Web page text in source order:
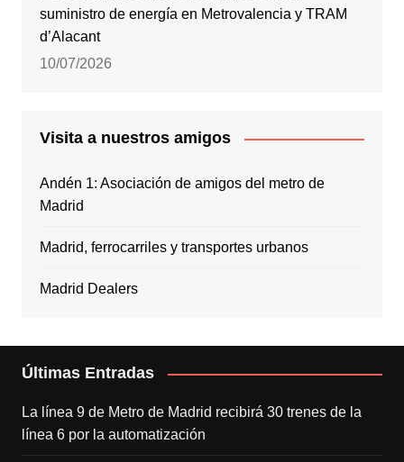
suministro de energía en Metrovalencia y TRAM
d’Alacant
10/07/2026
Visita a nuestros amigos
Andén 1: Asociación de amigos del metro de
Madrid
Madrid, ferrocarriles y transportes urbanos
Madrid Dealers
Últimas Entradas
La línea 9 de Metro de Madrid recibirá 30 trenes de la
línea 6 por la automatización